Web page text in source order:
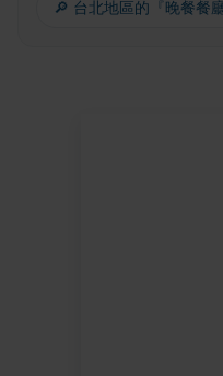
🔎 台北地區的『晚餐餐